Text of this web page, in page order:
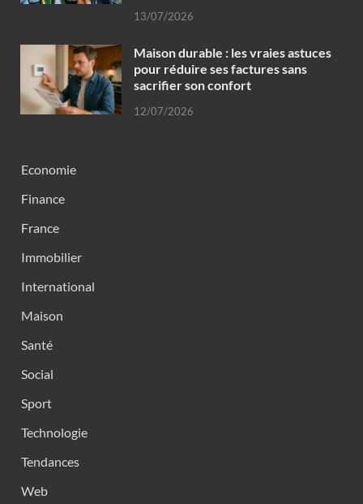
13/07/2026
Maison durable : les vraies astuces
pour réduire ses factures sans
sacrifier son confort
12/07/2026
Economie
Finance
France
Immobilier
International
Maison
Santé
Social
Sport
Technologie
Tendances
Web